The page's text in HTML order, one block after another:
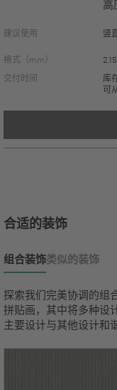
高
建议使用 竖
格式（mm）
交付时间
库
可
合适的装饰
组合装饰类似的装饰
探索我们完美协调的组
拼贴画，其中将多种设
主要设计与其他设计和